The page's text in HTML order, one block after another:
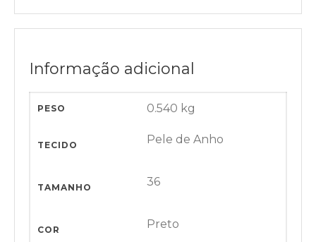
Informação adicional
PESO 0.540 kg
TECIDO Pele de Anho
TAMANHO 36
COR Preto